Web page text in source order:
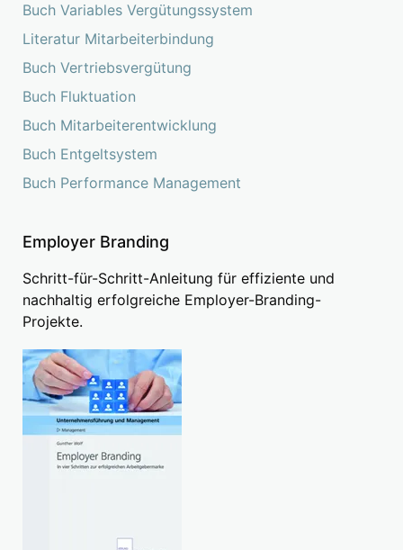
Buch Variables Vergütungssystem
Literatur Mitarbeiterbindung
Buch Vertriebsvergütung
Buch Fluktuation
Buch Mitarbeiterentwicklung
Buch Entgeltsystem
Buch Performance Management
Employer Branding
Schritt-für-Schritt-Anleitung für effiziente und
nachhaltig erfolgreiche Employer-Branding-
Projekte.